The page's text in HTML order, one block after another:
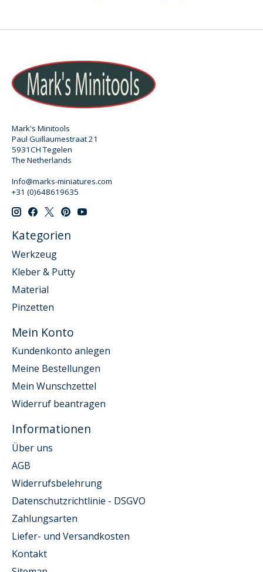
Mark's Minitools
Paul Guillaumestraat 21
5931CH Tegelen
The Netherlands
Info@marks-miniatures.com
+31 (0)648619635
Kategorien
Werkzeug
Kleber & Putty
Material
Pinzetten
Mein Konto
Kundenkonto anlegen
Meine Bestellungen
Mein Wunschzettel
Widerruf beantragen
Informationen
Über uns
AGB
Widerrufsbelehrung
Datenschutzrichtlinie - DSGVO
Zahlungsarten
Liefer- und Versandkosten
Kontakt